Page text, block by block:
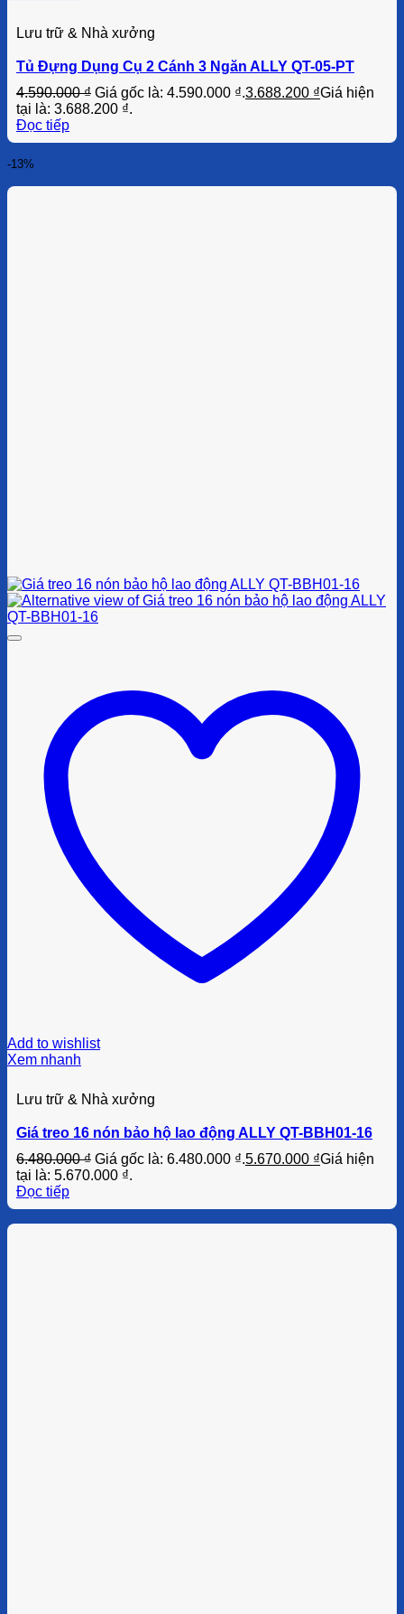
Lưu trữ & Nhà xưởng
Tủ Đựng Dụng Cụ 2 Cánh 3 Ngăn ALLY QT-05-PT
4.590.000₫ Giá gốc là: 4.590.000 ₫.3.688.200 ₫Giá hiện
tại là: 3.688.200 ₫.
Đọc tiếp
-13%
Add to wishlist
Xem nhanh
Lưu trữ & Nhà xưởng
Giá treo 16 nón bảo hộ lao động ALLY QT-BBH01-16
6.480.000₫ Giá gốc là: 6.480.000 ₫.5.670.000 ₫Giá hiện
tại là: 5.670.000 ₫.
Đọc tiếp